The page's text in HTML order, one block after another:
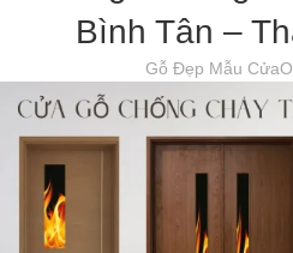
Bình Tân –
Gỗ Đẹp Mẫu Cửa